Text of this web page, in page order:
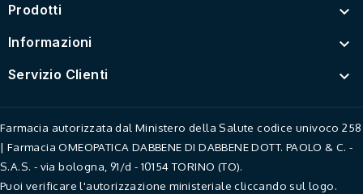
Prodotti 
Informazioni 
Servizio Clienti 
Farmacia autorizzata dal Ministero della Salute codice univoco 258
| Farmacia OMEOPATICA DABBENE DI DABBENE DOTT. PAOLO & C. -
S.A.S. - via bologna, 91/d - 10154 TORINO (TO).
Puoi verificare l'autorizzazione ministeriale cliccando sul logo.